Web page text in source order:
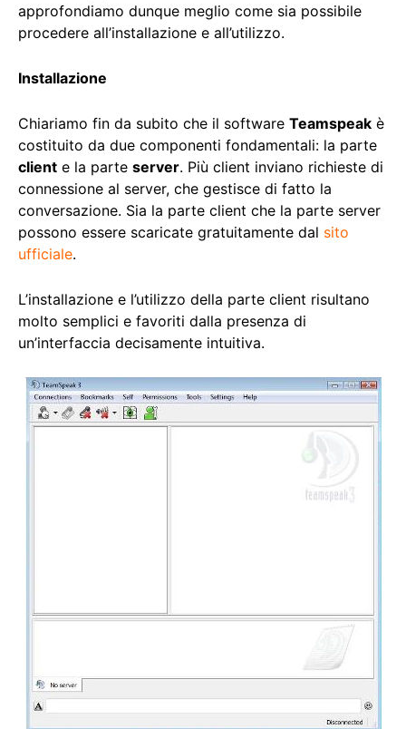
approfondiamo dunque meglio come sia possibile
procedere all’installazione e all’utilizzo.
Installazione
Chiariamo fin da subito che il software Teamspeak è
costituito da due componenti fondamentali: la parte
client e la parte server. Più client inviano richieste di
connessione al server, che gestisce di fatto la
conversazione. Sia la parte client che la parte server
possono essere scaricate gratuitamente dal sito
ufficiale.
L’installazione e l’utilizzo della parte client risultano
molto semplici e favoriti dalla presenza di
un’interfaccia decisamente intuitiva.